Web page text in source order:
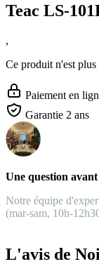
Teac LS-
,
Ce produit n'est
Paiement en
Garantie 2 ans
Une question
Notre équipe
(mar-sam, 10h-
L'avis de